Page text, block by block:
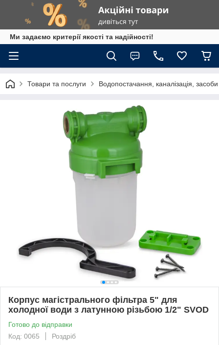
Ми задаємо критерії якості та надійності!
Товари та послуги Водопостачання, каналізація,
Корпус магістрального фільтра 5" для
холодної води з латунною різьбою 1/2" SVOD
Готово до відправки
Код: 0065
Роздріб